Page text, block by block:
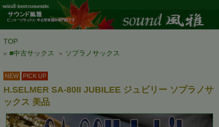
TOP
> ■中古サックス > ソプラノサックス
NEW PICK UP
H.SELMER SA-80II JUBILEE ジュビリー ソプラノサ
ックス 美品